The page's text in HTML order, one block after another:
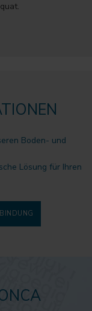
Boden- und
Lösung für Ihren